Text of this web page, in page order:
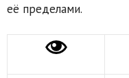
её пределами.